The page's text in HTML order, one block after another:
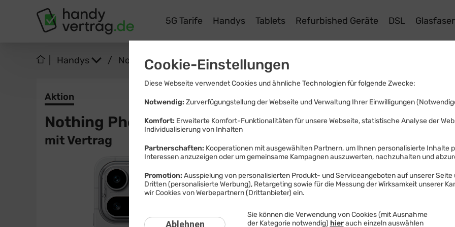
Tarife Handys Tablets Refurbished Geräte DSL Glasfaser
Handys / Nothing /Phone (4a) Pro
Aktion
Nothing Phone (4a) Pro
mit Vertrag
Ab
Einmaliger
Cookie-Einstellungen
Diese Webseite verwendet Cookies und ähnliche Technologien für folgende Zwecke:
Notwendig: Zurverfügungstellung der Webseite und Verwaltung Ihrer Einwilligungen
Komfort: Erweiterte Komfort-Funktionalitäten für unsere Webseite, statistische Analyse der
Individualisierung von Inhalten
Partnerschaften: Kooperationen mit ausgewählten Partnern, um Ihnen personalisierte Inhalte
Interessen anzuzeigen oder um gemeinsame Kampagnen auszuwerten, nachzuhalten und
Promotion: Ausspielung von personalisierten Produkt- und Serviceangeboten auf unserer Seite
Dritten (personalisierte Werbung), Retargeting sowie für die Messung der Wirksamkeit unserer
wir Cookies von Werbepartnern (Drittanbieter) ein.
Ablehnen
Sie können die Verwendung von Cookies (mit Ausnahme
der Kategorie notwendig) hierauch einzeln auswählen